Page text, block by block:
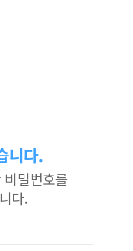
니다.
밀번호를
다.